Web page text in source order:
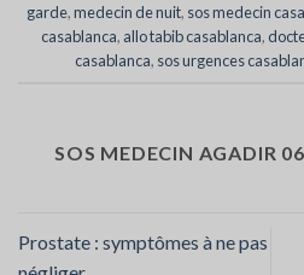
garde,medecin de nuit, sos medecin
casablanca, allo tabib casablanca,
casablanca, sos urgences
SOS MEDECIN AGADIR
Prostate : symptômes à ne pas